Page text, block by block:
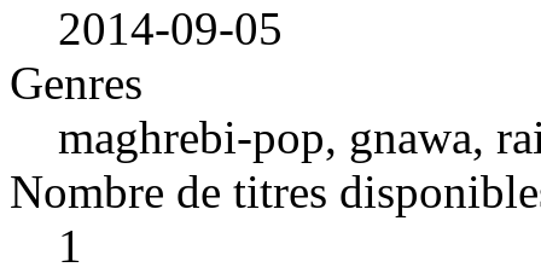
2014-09-05
Genres
maghrebi-pop, gnawa,
Nombre de titres
1